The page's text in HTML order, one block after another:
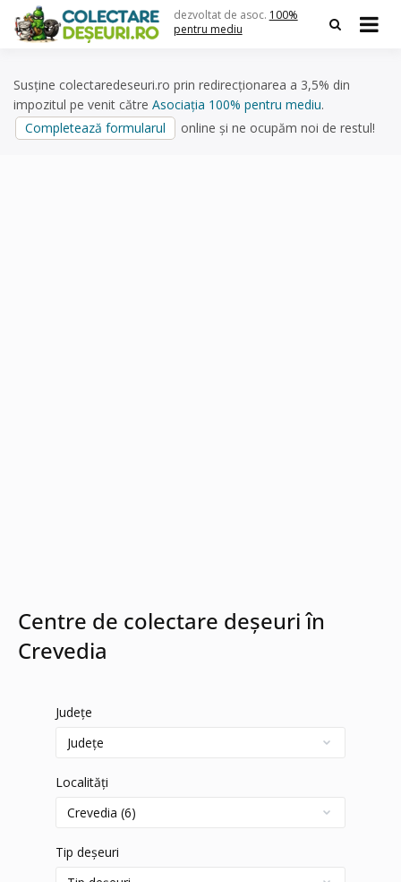
content
dezvoltat de asoc. 100%
pentru mediu
Susține colectaredeseuri.ro prin redirecționarea a 3,5% din
impozitul pe venit către Asociația 100% pentru mediu.
Completează formularul
online și ne ocupăm noi de restul!
Centre de colectare deșeuri în
Crevedia
Județe
Localități
Tip deșeuri